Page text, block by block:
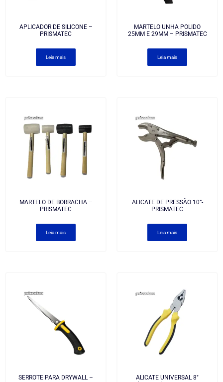
APLICADOR DE SILICONE –
PRISMATEC
Leia mais
MARTELO UNHA POLIDO
25MM E 29MM – PRISMATEC
Leia mais
MARTELO DE BORRACHA –
PRISMATEC
Leia mais
ALICATE DE PRESSÃO 10”-
PRISMATEC
Leia mais
SERROTE PARA DRYWALL –
ALICATE UNIVERSAL 8″